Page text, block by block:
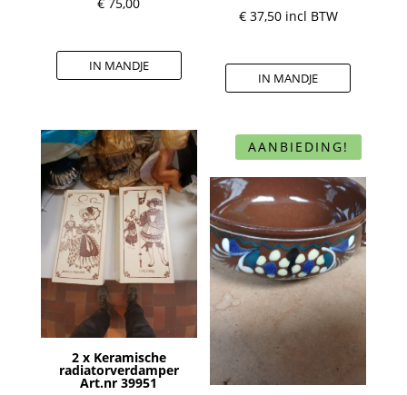
IN MANDJE
€37,50 incl BTW
IN MANDJE
2 x Keramische
radiatorverdamper
Art.nr 39951
AANBIEDING!